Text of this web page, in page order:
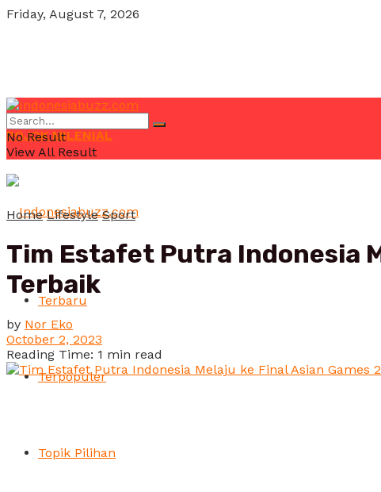
Friday, August 7, 2026
POJOK MILENIAL
Terbaru
Terpopuler
Topik Pilihan
No Result
View All Result
Home Lifestyle Sport
Tim Estafet Putra Indonesia
Terbaik
by Nor Eko
October 2, 2023
Reading Time: 1 min read